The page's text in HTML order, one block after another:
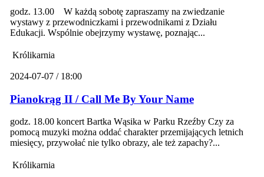
godz. 13.00 W każdą sobotę zapraszamy na zwiedzanie
wystawy z przewodniczkami i przewodnikami z Działu
Edukacji. Wspólnie obejrzymy wystawę, poznając...
Królikarnia
2024-07-07 / 18:00
Pianokrąg II / Call Me By Your Name
godz. 18.00 koncert Bartka Wąsika w Parku Rzeźby Czy za
pomocą muzyki można oddać charakter przemijających letnich
miesięcy, przywołać nie tylko obrazy, ale też zapachy?...
Królikarnia